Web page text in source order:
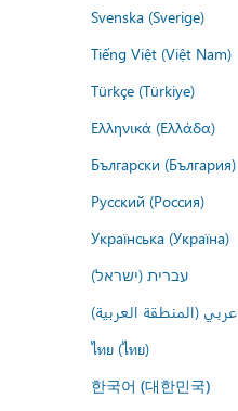
Svenska (Sverige)
Tiếng Việt (Việt Nam)
Türkçe (Türkiye)
Ελληνικά (Ελλάδα)
Български (България)
Русский (Россия)
Українська (Україна)
עברית (ישראל)
عربي (المنطقة العربية)
ไทย (ไทย)
한국어 (대한민국)